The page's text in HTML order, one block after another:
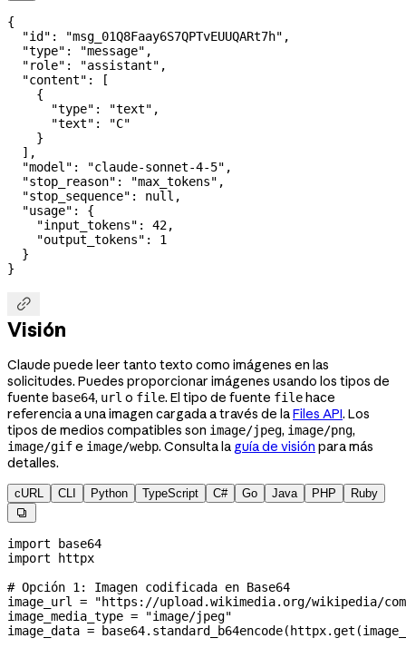
{
  "id"
: "msg_01Q8Faay6S7QPTvEUUQARt7h" ,
  "type"
: "message" ,
  "role"
: "assistant" ,
  "content"
: [
    {
      "type"
: "text" ,
      "text"
:
"C"
    }
  ],
  "model"
: "claude-sonnet-4-5" ,
  "stop_reason"
: "max_tokens" ,
  "stop_sequence"
: null ,
  "usage"
: {
    "input_tokens"
: 42,
    "output_tokens"
: 1
  }
}

Visión
Claude puede leer tanto texto como imágenes en las
solicitudes. Puedes proporcionar imágenes usando los tipos de
fuente base64, url o file. El tipo de fuente filehace
referencia a una imagen cargada a través de laFiles API. Los
tipos de medios compatibles son image/jpeg, image/png,
image/gife image/webp. Consulta la guía de visión para más
detalles.
cURL CLI Python TypeScript C# Go Java PHP Ruby

import base64
import httpx
# Opción 1: Imagen codificada en Base64
image_url = "https://upload.wikimedia.org/wikipedia/
image_media_type = "image/jpeg"
image_data =